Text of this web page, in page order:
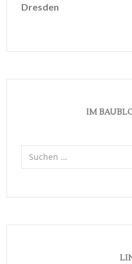
Dresden
IM
Suchen
nach: